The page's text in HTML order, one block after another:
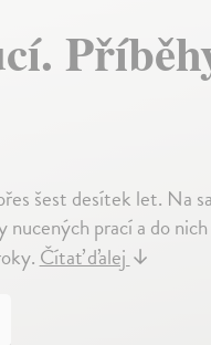
šest desítek let. Na
prací a do
Čítať ďalej↓